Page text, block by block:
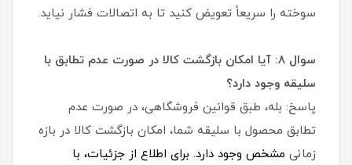
سوخته را سریعاً تعویض کنید تا به اتصالات فشار نیاید.
سوال ۸: آیا امکان بازگشت کالا در صورت عدم تطابق با
سلیقه وجود دارد؟
پاسخ: بله، طبق قوانین فروشگاهی، در صورت عدم
تطابق محصول با سلیقه شما، امکان بازگشت کالا در بازه
زمانی مشخص وجود دارد. برای اطلاع از جزئیات، با